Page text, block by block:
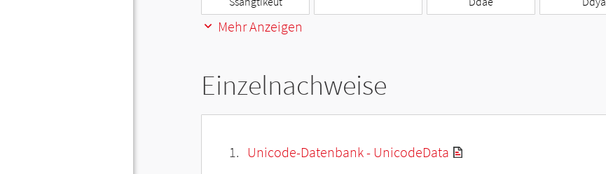
Mehr Anzeigen
Einzelnachweise
Unicode-Datenbank - UnicodeData